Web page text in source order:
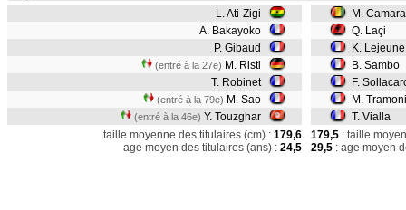
L. Ati-Zigi
A. Bakayoko
P. Gibaud
(entré à la 27e) M. Ristl
T. Robinet
(entré à la 79e) M. Sao
(entré à la 46e) Y. Touzghar
M.
Q. Laçi
K.
B. Sambo
F.
M.
T. Vialla
taille moyenne des titulaires (cm) : 179,6
age moyen des titulaires (ans) : 24,5
179,5 : taille
29,5 : age moyen